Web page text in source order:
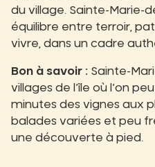
du village. Sainte-Marie-
équilibre entre terroir,
vivre, dans un cadre
Bon à savoir : Sainte-
villages de l’île où l’on
minutes des vignes aux
balades variées et peu
une découverte à pied.